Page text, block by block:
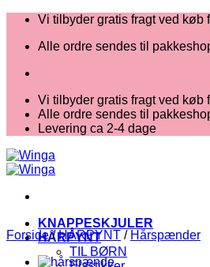
Fortsæt
indhold
Vi tilbyder gratis fragt ved køb
Alle ordre sendes til
Vi tilbyder gratis fragt ved køb
Alle ordre sendes til
Levering ca 2-4 dage
KNAPPESKJULER
HÅRPYNT
TIL BØRN
Forside / HÅRPYNT / Hårspænder